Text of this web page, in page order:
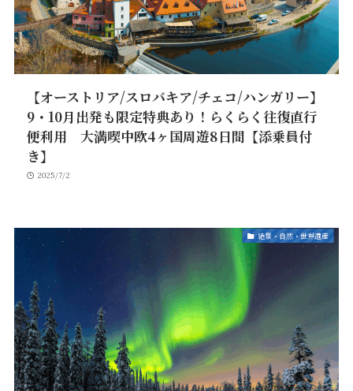
【オーストリア/スロバキア/チェコ/ハンガリー】
9・10月出発も限定特典あり！らくらく往復直行
便利用 大満喫中欧4ヶ国周遊8日間【添乗員付
き】
2025/7/2
絶景・自然・世界遺産